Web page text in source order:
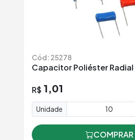
Cód: 25278
Capacitor Poliéster Radial
R$ 1,01
Unidade
COMPRAR